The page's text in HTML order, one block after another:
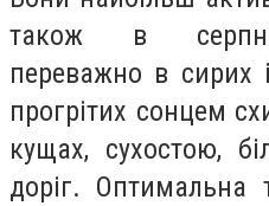
також в
переважно в сирих
прогрітих сонцем
кущах, сухостою,
доріг. Оптимальна